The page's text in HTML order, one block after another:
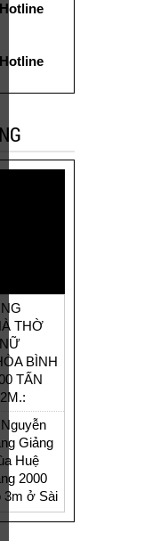
Hotline
Hotline
THỜ
BÌNH
TẤN
Giảng
Huệ
2000
3m ở Sài